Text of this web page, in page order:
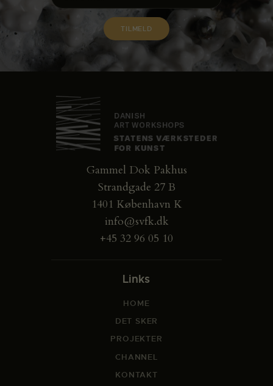
Gammel Dok Pakhus
Strandgade 27 B
1401 København K
info@svfk.dk
+45 32 96 05 10
Links
HOME
DET SKER
PROJEKTER
CHANNEL
KONTAKT